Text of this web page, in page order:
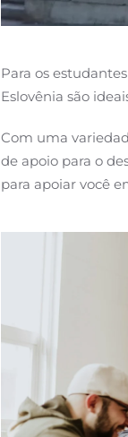
Para os
Eslovênia são
Com uma
de apoio para o
para apoiar você